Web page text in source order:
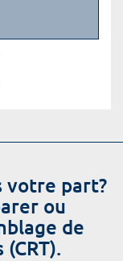
votre part?
ou
de